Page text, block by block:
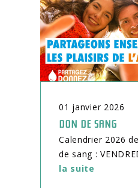
01 janvier 2026
DON DE SANG
Calendrier 2026
de sang :
la suite